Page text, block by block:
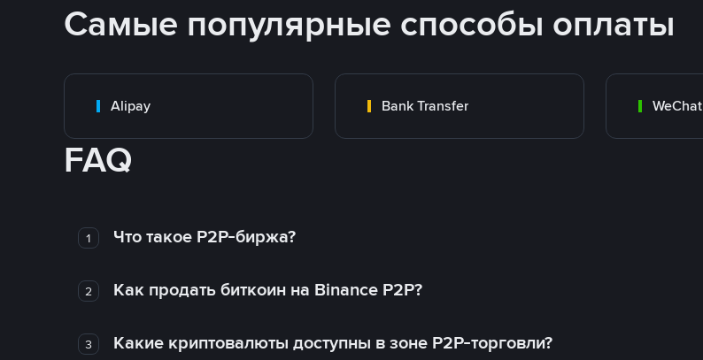
Самые популярные способы оплаты
Alipay Bank Transfer WeChat
FAQ
1 Что такое P2P-биржа?
2 Как продать биткоин на Binance P2P?
3 Какие криптовалюты доступны в зоне P2P-торговли?